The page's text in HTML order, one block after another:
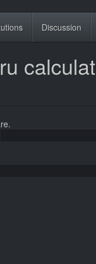
Discussion